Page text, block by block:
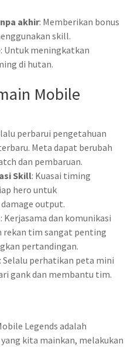
akhir: Memberikan bonus
skill.
: Untuk meningkatkan
di hutan.
Mobile
perbarui pengetahuan
Meta dapat berubah
dan pembaruan.
Skill: Kuasai timing
hero untuk
output.
: Kerjasama dan komunikasi
rekan tim sangat penting
pertandingan.
: Selalu perhatikan peta mini
gank dan membantu tim.
Legends adalah
kita mainkan, melakukan